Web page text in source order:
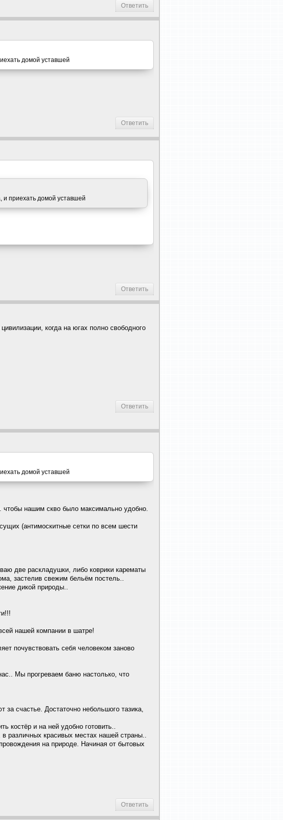
Ответить
домой уставшей
Ответить
и приехать домой уставшей
Ответить
когда на югах полно свободного
Ответить
домой уставшей
нашим скво было максимально удобно.
(антимоскитные сетки по всем шести
две раскладушки, либо коврики карематы
застелив свежим бельём постель..
дикой природы..
нашей компании в шатре!
почувствовать себя человеком заново
Мы прогреваем баню настолько, что
счастье. Достаточно небольшого тазика,
костёр и на ней удобно готовить..
различных красивых местах нашей страны..
на природе. Начиная от бытовых
Ответить